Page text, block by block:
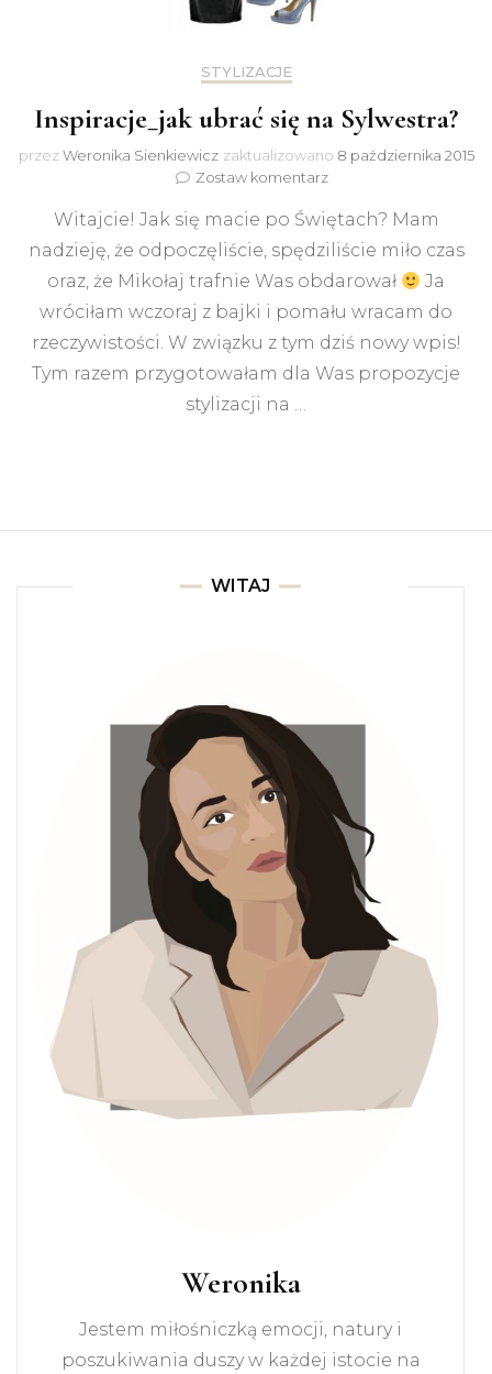
STYLIZACJE
Inspiracje_jak ubrać się na Sylwestra?
przezWeronika Sienkiewicz zaktualizowano 8 października 2015
Zostaw komentarzdo
ubrać
się
Sylwestra?
Witajcie! Jak się macie po Świętach? Mam
nadzieję, że odpoczęliście, spędziliście miło czas
oraz, że Mikołaj trafnie Was obdarował
Ja
wróciłam wczoraj z bajki i pomału wracam do
rzeczywistości. W związku z tym dziś nowy wpis!
Tym razem przygotowałam dla Was propozycje
stylizacji na …
WITAJ
Weronika
Jestem miłośniczką emocji, natury i
poszukiwania duszy w każdej istocie na